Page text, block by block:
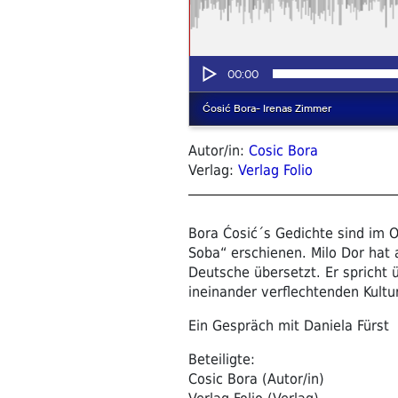
Autor/in: Cosic Bora
Verlag: Verlag Folio
Bora Ćosić´s Gedichte sind im
Soba“ erschienen. Milo Dor
Deutsche übersetzt. Er spricht
ineinander verflechtenden
Ein Gespräch mit Daniela Fürst
Beteiligte:
Cosic Bora (Autor/in)